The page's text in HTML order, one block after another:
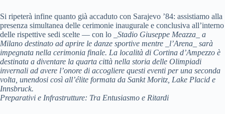
Si ripeterà infine quanto già accaduto con Sarajevo ’84: assistiamo alla
presenza simultanea delle cerimonie inaugurale e conclusiva all’interno
delle rispettive sedi scelte — con lo
_Stadio Giuseppe Meazza_
a
Milano destinato ad aprire le danze sportive mentre
_l’Arena_
sarà
impegnata nella cerimonia finale. La località di Cortina d’Ampezzo è
destinata a diventare la quarta città nella storia delle Olimpiadi
invernali ad avere l’onore di accogliere questi eventi per una seconda
volta, unendosi così all’élite formata da Sankt Moritz, Lake Placid e
Innsbruck.
Preparativi e Infrastrutture: Tra Entusiasmo e Ritardi